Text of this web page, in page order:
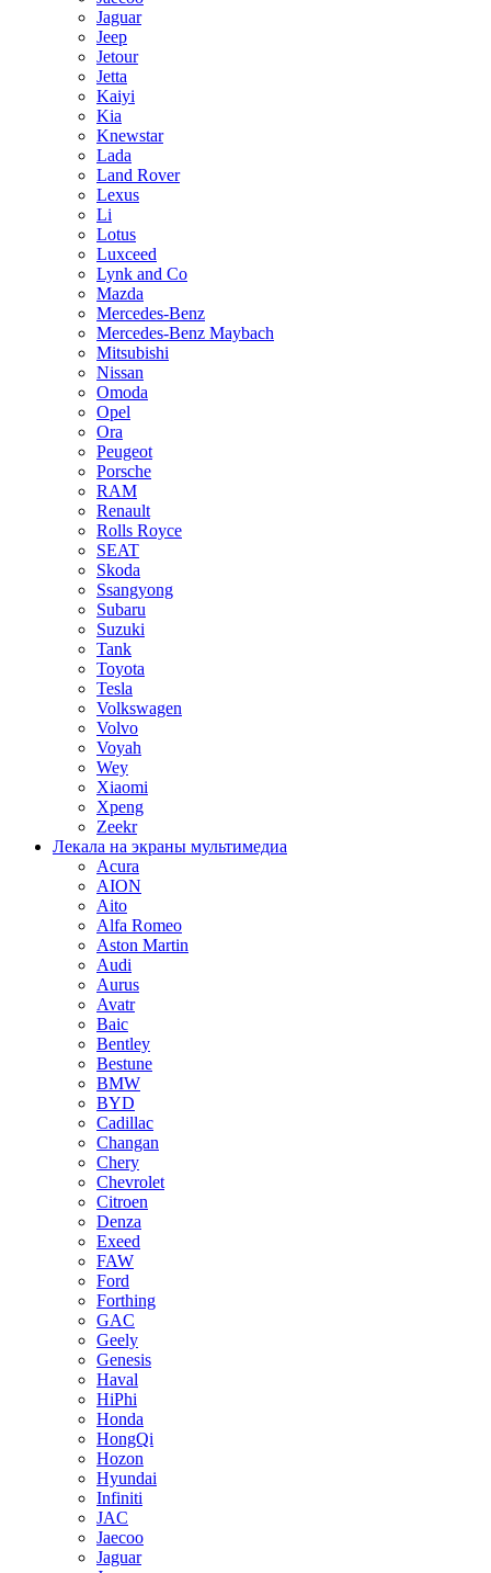
Jaguar
Jeep
Jetour
Jetta
Kaiyi
Kia
Knewstar
Lada
Land Rover
Lexus
Li
Lotus
Luxceed
Lynk and Co
Mazda
Mercedes-Benz
Mercedes-Benz Maybach
Mitsubishi
Nissan
Omoda
Opel
Ora
Peugeot
Porsche
RAM
Renault
Rolls Royce
SEAT
Skoda
Ssangyong
Subaru
Suzuki
Tank
Toyota
Tesla
Volkswagen
Volvo
Voyah
Wey
Xiaomi
Xpeng
Zeekr
Лекала на экраны мультимедиа
Acura
AION
Aito
Alfa Romeo
Aston Martin
Audi
Aurus
Avatr
Baic
Bentley
Bestune
BMW
BYD
Cadillac
Changan
Chery
Chevrolet
Citroen
Denza
Exeed
FAW
Ford
Forthing
GAC
Geely
Genesis
Haval
HiPhi
Honda
HongQi
Hozon
Hyundai
Infiniti
JAC
Jaecoo
Jaguar